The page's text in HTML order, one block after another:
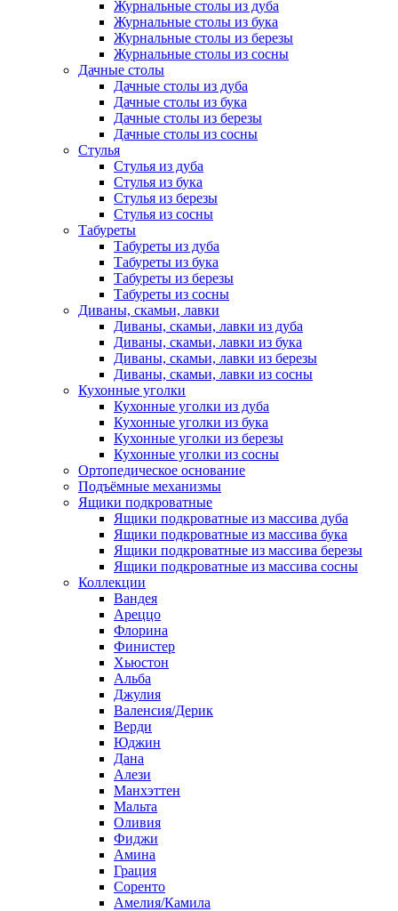
Журнальные столы из дуба
Журнальные столы из бука
Журнальные столы из березы
Журнальные столы из сосны
Дачные столы
Дачные столы из дуба
Дачные столы из бука
Дачные столы из березы
Дачные столы из сосны
Стулья
Стулья из дуба
Стулья из бука
Стулья из березы
Стулья из сосны
Табуреты
Табуреты из дуба
Табуреты из бука
Табуреты из березы
Табуреты из сосны
Диваны, скамьи, лавки
Диваны, скамьи, лавки из дуба
Диваны, скамьи, лавки из бука
Диваны, скамьи, лавки из березы
Диваны, скамьи, лавки из сосны
Кухонные уголки
Кухонные уголки из дуба
Кухонные уголки из бука
Кухонные уголки из березы
Кухонные уголки из сосны
Ортопедическое основание
Подъёмные механизмы
Ящики подкроватные
Ящики подкроватные из массива дуба
Ящики подкроватные из массива бука
Ящики подкроватные из массива березы
Ящики подкроватные из массива сосны
Коллекции
Вандея
Ареццо
Флорина
Финистер
Хьюстон
Альба
Джулия
Валенсия/Дерик
Верди
Юджин
Дана
Алези
Манхэттен
Мальта
Оливия
Фиджи
Амина
Грация
Соренто
Амелия/Камила